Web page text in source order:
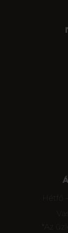
Hétfő
*Az